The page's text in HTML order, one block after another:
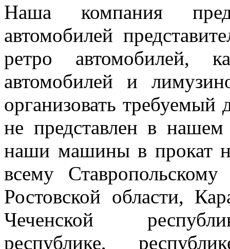
Наша компания
автомобилей
ретро автомобилей,
автомобилей и
организовать требуемый
не представлен в
наши машины в прокат
всему
Ростовской области,
Чеченской
республике,